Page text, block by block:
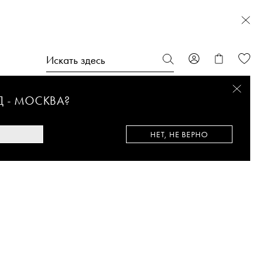
- МОСКВА?
НЕТ, НЕ ВЕРНО